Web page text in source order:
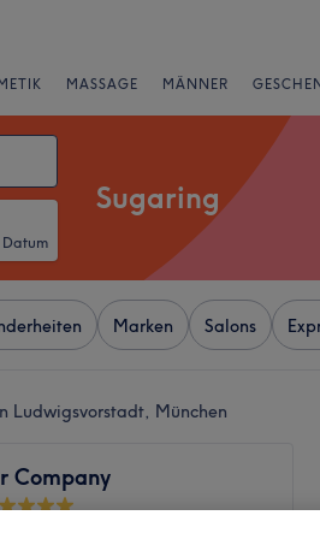
MASSAGE MÄNNER
Datum
Sugaring
Marken Salons
Ludwigsvorstadt, München
Company